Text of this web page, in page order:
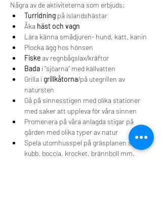
Några av de aktiviteterna som erbjuds:
Turridning på islandshästar
Åka häst och vagn
Lära känna smådjuren- hund, katt, kanin
Plocka ägg hos hönsen
Fiske av regnbågslax/kräftor
Bada i ”sjöarna” med källvatten
Grilla i grillkåtorna/på utegrillen av
natursten
Gå på sinnesstigen med olika stationer
med saker att uppleva för våra sinnen
Promenera på våra anlagda stigar på
gården med olika typer av natur
Spela utomhusspel på gräsplanen så som
kubb, boccia, krocket, brännboll mm.